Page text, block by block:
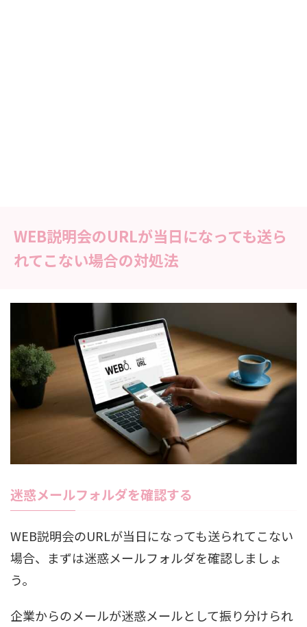
WEB説明会のURLが当日になっても送ら
れてこない場合の対処法
迷惑メールフォルダを確認する
WEB説明会のURLが当日になっても送られてこない
場合、まずは迷惑メールフォルダを確認しましょ
う。
企業からのメールが迷惑メールとして振り分けられ